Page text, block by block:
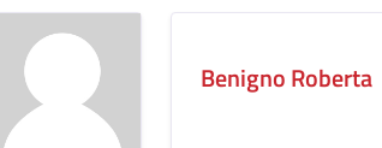
Benigno Roberta